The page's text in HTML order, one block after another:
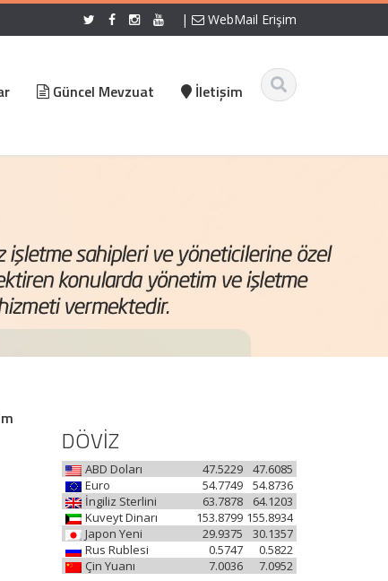
| WebMail Erişim
Güncel Mevzuat İletişim
DÖVİZ
ABD Doları 47.6085
47.5229
Euro
54.8736
54.7749
İngiliz Sterlini
64.1203
63.7878
Kuveyt Dinarı
155.8934
153.8799
Japon Yeni
30.1357
29.9375
Rus Rublesi
0.5822
0.5747
Çin Yuanı
7.0952
7.0036